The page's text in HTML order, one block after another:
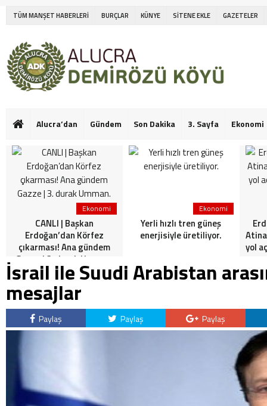
TÜM MANŞET HABERLERİ BURÇLAR KÜNYE SİTENE EKLE GAZETELER
Alucra’dan Gündem Son Dakika 3. Sayfa Ekonomi
Ekonomi
CANLI | Başkan
Erdoğan’dan Körfez
çıkarması! Ana gündem
Gazze | 3. durak Umman.
Ekonomi
Yerli hızlı tren güneş
enerjisiyle üretiliyor.
yol
İsrail ile Suudi Arabistan
mesajlar
Paylaş Paylaş Paylaş